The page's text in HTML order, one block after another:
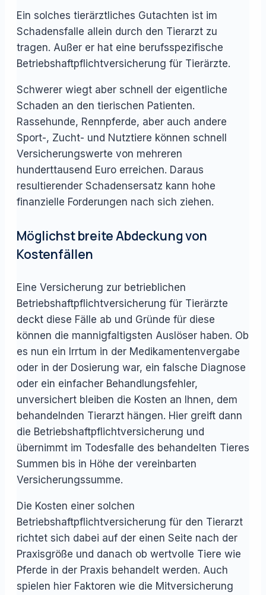
Ein solches tierärztliches Gutachten ist im
Schadensfalle allein durch den Tierarzt zu
tragen. Außer er hat eine berufsspezifische
Betriebshaftpflichtversicherung für Tierärzte.
Schwerer wiegt aber schnell der eigentliche
Schaden an den tierischen Patienten.
Rassehunde, Rennpferde, aber auch andere
Sport-, Zucht- und Nutztiere können schnell
Versicherungswerte von mehreren
hunderttausend Euro erreichen. Daraus
resultierender Schadensersatz kann hohe
finanzielle Forderungen nach sich ziehen.
Möglichst breite Abdeckung von
Kostenfällen
Eine Versicherung zur betrieblichen
Betriebshaftpflichtversicherung für Tierärzte
deckt diese Fälle ab und Gründe für diese
können die mannigfaltigsten Auslöser haben. Ob
es nun ein Irrtum in der Medikamentenvergabe
oder in der Dosierung war, ein falsche Diagnose
oder ein einfacher Behandlungsfehler,
unversichert bleiben die Kosten an Ihnen, dem
behandelnden Tierarzt hängen. Hier greift dann
die Betriebshaftpflichtversicherung und
übernimmt im Todesfalle des behandelten Tieres
Summen bis in Höhe der vereinbarten
Versicherungssumme.
Die Kosten einer solchen
Betriebshaftpflichtversicherung für den Tierarzt
richtet sich dabei auf der einen Seite nach der
Praxisgröße und danach ob wertvolle Tiere wie
Pferde in der Praxis behandelt werden. Auch
spielen hier Faktoren wie die Mitversicherung